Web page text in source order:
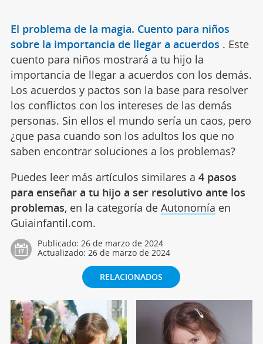
El problema de la magia. Cuento para niños
sobre la importancia de llegar a acuerdos . Este
cuento para niños mostrará a tu hijo la
importancia de llegar a acuerdos con los demás.
Los acuerdos y pactos son la base para resolver
los conflictos con los intereses de las demás
personas. Sin ellos el mundo sería un caos, pero
¿que pasa cuando son los adultos los que no
saben encontrar soluciones a los problemas?
Puedes leer más artículos similares a 4 pasos
para enseñar a tu hijo a ser resolutivo ante los
problemas, en la categoría de Autonomía en
Guiainfantil.com.
Publicado: 26 de marzo de 2024
Actualizado: 26 de marzo de 2024
RELACIONADOS